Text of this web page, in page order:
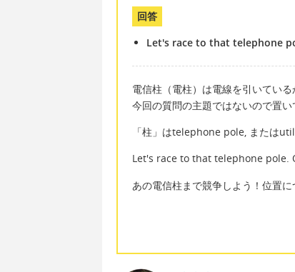
回答
Let's race to that telephone
電信柱（電柱）は電線を引いてい
今回の質問の主題ではないので置い
「柱」はtelephone pole, または
Let's race to that telephone pole.
あの電信柱まで競争しよう！位置に